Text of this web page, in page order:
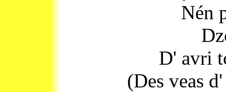
Nén
D' avri
(Des veas